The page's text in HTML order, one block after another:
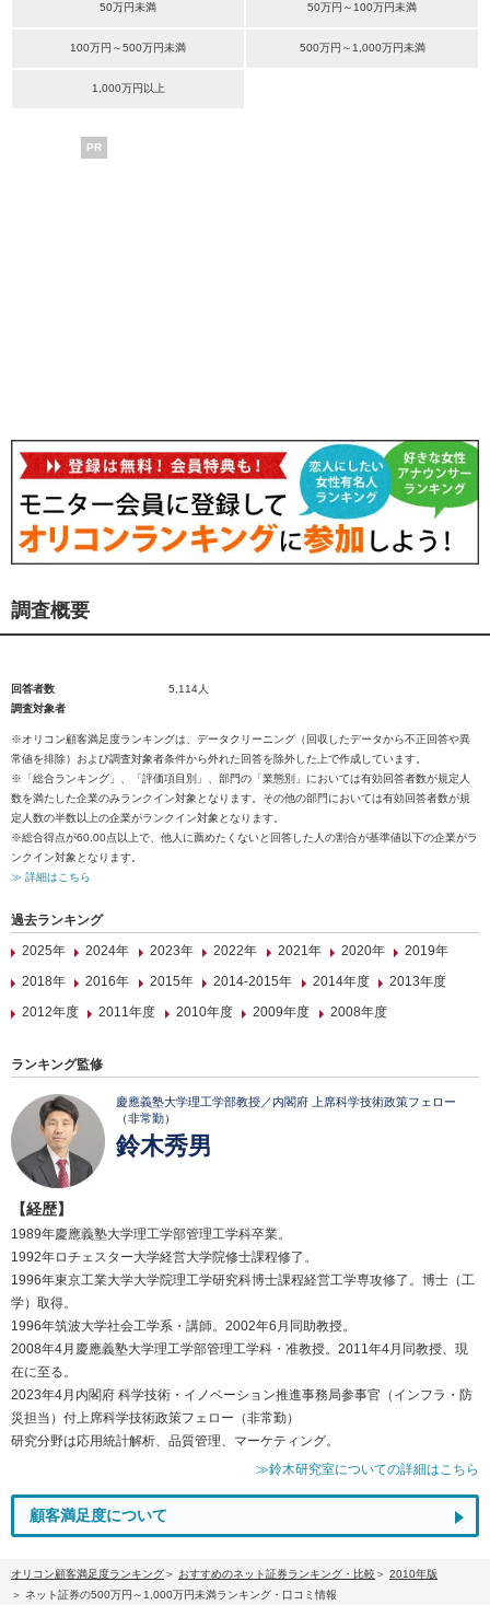
50万円未満 50万円～100万円未満
100万円～500万円未満 500万円～1,000万円未満
1,000万円以上
PR
調査概要
回答者数
5,114人
調査対象者
※オリコン顧客満足度ランキングは、データクリーニング（回収したデータから不正回答や異
常値を排除）および調査対象者条件から外れた回答を除外した上で作成しています。
※「総合ランキング」、「評価項目別」、部門の「業態別」においては有効回答者数が規定人
数を満たした企業のみランクイン対象となります。その他の部門においては有効回答者数が規
定人数の半数以上の企業がランクイン対象となります。
※総合得点が60.00点以上で、他人に薦めたくないと回答した人の割合が基準値以下の企業がラ
ンクイン対象となります。
≫ 詳細はこちら
過去ランキング
2025年
2024年 2023年 2022年 2021年 2020年
2019年
2018年
2016年 2015年 2014-2015年 2014年度
2013年度
2012年度
2011年度 2010年度 2009年度 2008年度
ランキング監修
慶應義塾大学理工学部教授／内閣府 上席科学技術政策フェロー
（非常勤）
鈴木秀男
【経歴】
1989年慶應義塾大学理工学部管理工学科卒業。
1992年ロチェスター大学経営大学院修士課程修了。
1996年東京工業大学大学院理工学研究科博士課程経営工学専攻修了。博士（工
学）取得。
1996年筑波大学社会工学系・講師。2002年6月同助教授。
2008年4月慶應義塾大学理工学部管理工学科・准教授。2011年4月同教授、現
在に至る。
2023年4月内閣府 科学技術・イノベーション推進事務局参事官（インフラ・防
災担当）付上席科学技術政策フェロー（非常勤）
研究分野は応用統計解析、品質管理、マーケティング。
≫鈴木研究室についての詳細はこちら
顧客満足度について
オリコン顧客満足度ランキング おすすめのネット証券ランキング・比較
2010年版
ネット証券の500万円～1,000万円未満ランキング・口コミ情報